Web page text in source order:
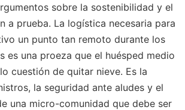
sobre la sostenibilidad y el
a prueba. La logística necesaria para
un punto tan remoto durante los
es una proeza que el huésped medio
cuestión de quitar nieve. Es la
la seguridad ante aludes y el
una micro-comunidad que debe ser